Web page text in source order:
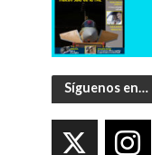
Síguenos en…